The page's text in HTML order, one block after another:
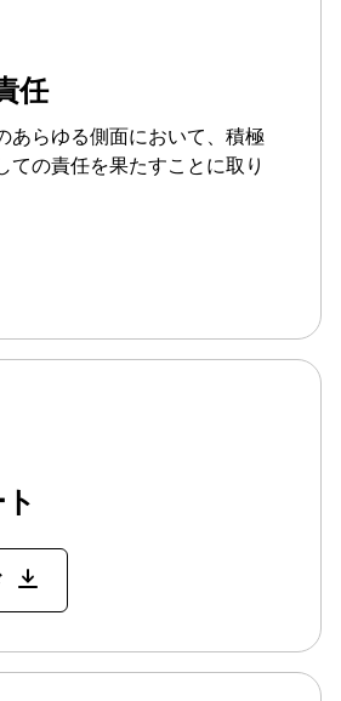
任
あらゆる側面において、積極
ての責任を果たすことに取り